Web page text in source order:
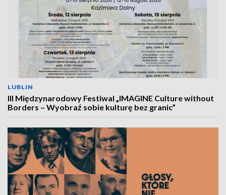
LUBLIN
III Międzynarodowy Festiwal „IMAGINE Culture without
Borders – Wyobraź sobie kulturę bez granic”